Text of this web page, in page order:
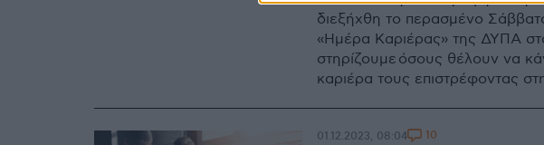
διεξήχθη το περασμένο
«Ημέρα Καριέρας» της ΔΥΠΑ
στηρίζουμε όσους θέλουν να
καριέρα τους επιστρέφοντας
01.12.2023, 08:04 10